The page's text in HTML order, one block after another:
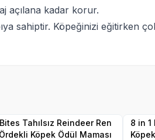
açılana kadar korur.
sahiptir. Köpeğinizi eğitirken
Reindeer Ren
Köpek Ödül Maması
8 in 1